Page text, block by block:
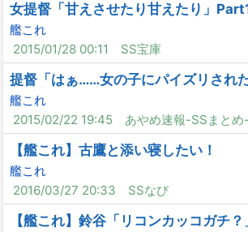
女提督「甘えさせたり甘えたり」
艦これ
2015/01/28 00:11
SS宝庫
提督「はぁ……女の子にパイズリされた
艦これ
2015/02/22 19:45
あやめ速報-SSまとめ-
【艦これ】古鷹と添い寝したい！
艦これ
2016/03/27 20:33
SSなび
【艦これ】鈴谷「リコンカッコガチ？